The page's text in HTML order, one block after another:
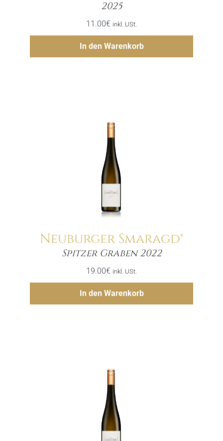
2025
11.00€ inkl. USt.
In den Warenkorb
Hinzufügen
Neuburger Smaragd®
Spitzer Graben 2022
19.00€ inkl. USt.
In den Warenkorb
Menge
Hinzufügen